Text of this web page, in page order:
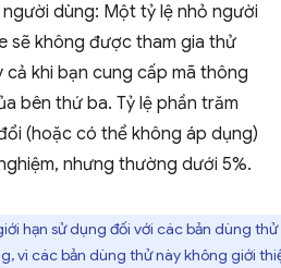
dùng: Một tỷ lệ nhỏ người
sẽ không được tham gia thử
cả khi bạn cung cấp mã thông
bên thứ ba. Tỷ lệ phần trăm
(hoặc có thể không áp dụng)
nhưng thường dưới 5%.
hạn sử dụng đối với các bản dùng
vì các bản dùng thử này không giới